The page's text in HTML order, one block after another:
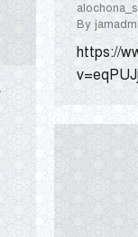
By
https://